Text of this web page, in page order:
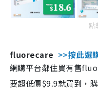
點
fluorecare >>按此選
網購平台鄰住買有售
要超低價$9.9就買到，